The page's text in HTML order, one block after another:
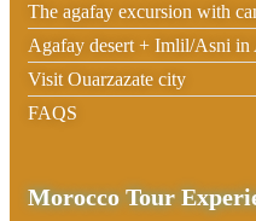
The agafay excursion with
Agafay desert + Imlil/Asni in
Visit Ouarzazate city
FAQS
Morocco Tour